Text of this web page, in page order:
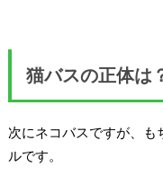
猫バスの正体は
次にネコバスですが、
ルです。